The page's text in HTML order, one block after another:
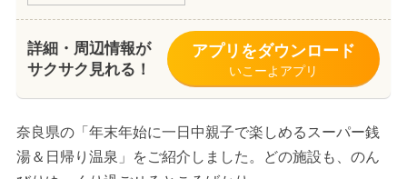
詳細・周辺情報が
サクサク見れる！
アプリをダウンロード
いこーよアプリ
奈良県の「年末年始に一日中親子で楽しめるスーパー銭
湯＆日帰り温泉」をご紹介しました。どの施設も、のん